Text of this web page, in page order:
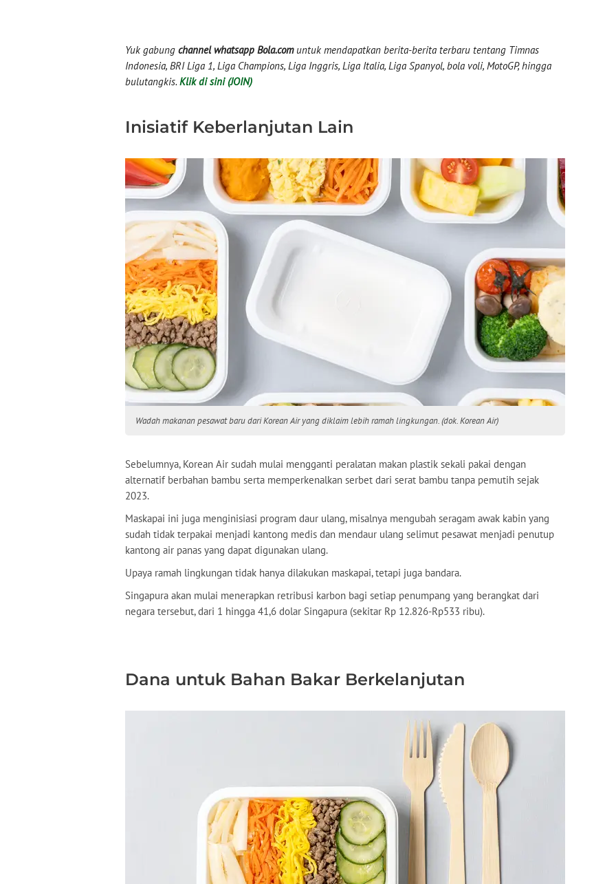
Yuk gabung channel whatsapp Bola.comuntuk mendapatkan berita-berita terbaru tentang Timnas
Indonesia, BRI Liga 1, Liga Champions, Liga Inggris, Liga Italia, Liga Spanyol, bola voli, MotoGP, hingga
bulutangkis. Klik di sini (JOIN)
Inisiatif Keberlanjutan Lain
Wadah makanan pesawat baru dari Korean Air yang diklaim lebih ramah lingkungan. (dok. Korean Air)
Sebelumnya, Korean Air sudah mulai mengganti peralatan makan plastik sekali pakai dengan
alternatif berbahan bambu serta memperkenalkan serbet dari serat bambu tanpa pemutih sejak
2023.
Maskapai ini juga menginisiasi program daur ulang, misalnya mengubah seragam awak kabin yang
sudah tidak terpakai menjadi kantong medis dan mendaur ulang selimut pesawat menjadi penutup
kantong air panas yang dapat digunakan ulang.
Upaya ramah lingkungan tidak hanya dilakukan maskapai, tetapi juga bandara.
Singapura akan mulai menerapkan retribusi karbon bagi setiap penumpang yang berangkat dari
negara tersebut, dari 1 hingga 41,6 dolar Singapura (sekitar Rp 12.826-Rp533 ribu).
Dana untuk Bahan Bakar Berkelanjutan